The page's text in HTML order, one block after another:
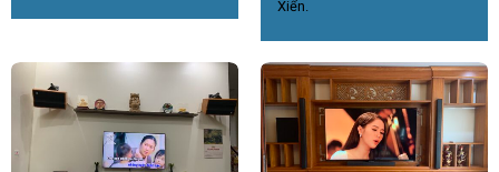
Xiển.